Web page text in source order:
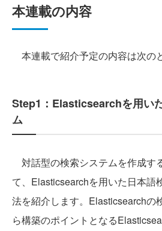
本連載の内容
本連載で紹介予定の内容は次の
Step1：Elasticsearchを用い
ム
対話型の検索システムを作成す
て、Elasticsearchを用いた日本語
法を紹介します。Elasticsearchの
ら構築のポイントとなる